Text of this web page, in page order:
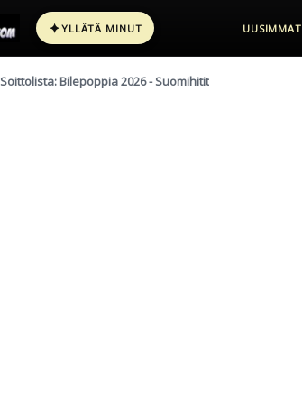
✦YLLÄTÄ MINUT UUSIMMAT
Soittolista: Bilepoppia 2026 - Suomihitit